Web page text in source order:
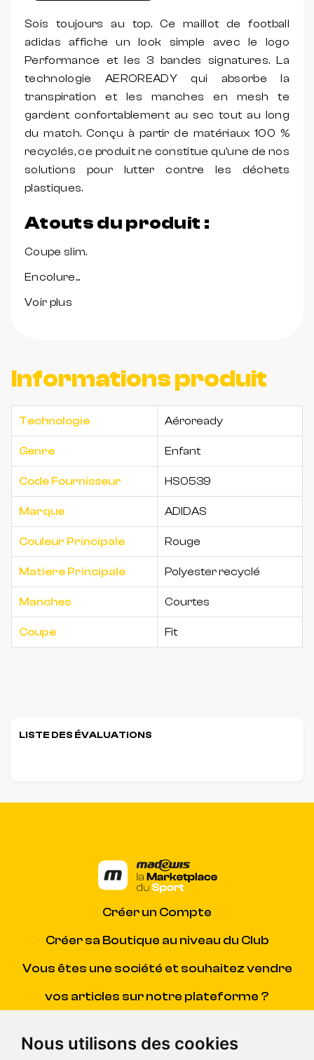
Nous utilisons des cookies
Sois toujours au top. Ce maillot de football
adidas affiche un look simple avec le logo
Performance et les 3 bandes signatures. La
technologie AEROREADY qui absorbe la
transpiration et les manches en mesh te
gardent confortablement au sec tout au long
du match. Conçu à partir de matériaux 100 %
recyclés, ce produit ne constitue qu'une de nos
solutions pour lutter contre les déchets
plastiques.
Atouts du produit :
Coupe slim.
Encolure...
Voir plus
Informations produit
Technologie Aéroready
Genre Enfant
Code Fournisseur HS0539
Marque ADIDAS
Couleur Principale Rouge
Matiere Principale Polyester recyclé
Manches Courtes
Coupe Fit
LISTE DES ÉVALUATIONS
Créer un Compte
Créer sa Boutique au niveau du Club
Vous êtes une société et souhaitez vendre
vos articles sur notre plateforme ?